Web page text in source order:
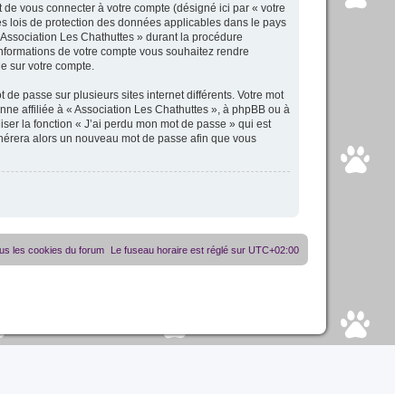
vous connecter à votre compte (désigné ici par « votre
lois de protection des données applicables dans le pays
Les Chathuttes » durant la procédure
de votre compte vous souhaitez rendre
sur votre compte.
passe sur plusieurs sites internet différents. Votre mot
affiliée à « Association Les Chathuttes », à phpBB ou à
la fonction « J’ai perdu mon mot de passe » qui est
alors un nouveau mot de passe afin que vous
Le fuseau horaire est réglé sur UTC+02:00
les cookies du forum